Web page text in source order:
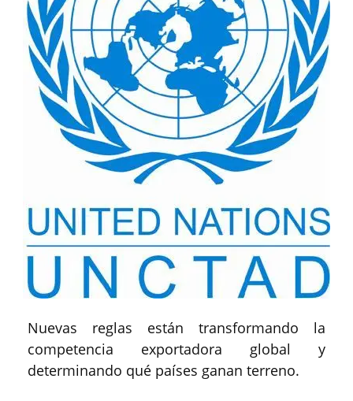
Nuevas reglas están transformando la
competencia exportadora global y
determinando qué países ganan terreno.